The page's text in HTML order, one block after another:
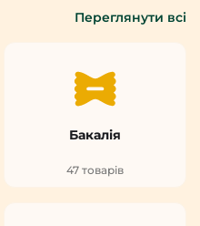
Переглянути всі
Бакалія
47 товарів